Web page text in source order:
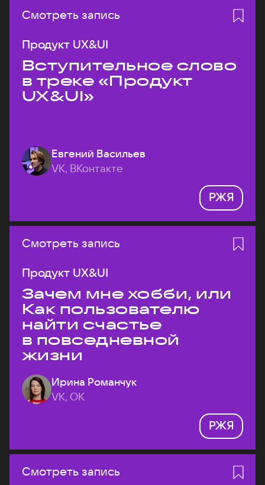
Смотреть запись
Продукт UX&UI
Вступительное слово
в треке «Продукт
UX&UI»
Евгений Васильев
VK, ВКонтакте
РЖЯ
Смотреть запись
Продукт UX&UI
Зачем мне хобби, или
Как пользователю
найти счастье
в повседневной
жизни
Ирина Романчук
VK, ОК
РЖЯ
Смотреть запись